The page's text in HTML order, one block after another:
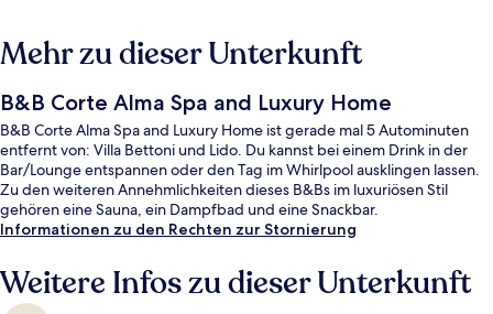
Mehr zu dieser Unterkunft
B&B Corte Alma Spa and Luxury Home
B&B Corte Alma Spa and Luxury Home ist gerade mal 5 Autominuten
entfernt von: Villa Bettoni und Lido. Du kannst bei einem Drink in der
Bar/Lounge entspannen oder den Tag im Whirlpool ausklingen lassen.
Zu den weiteren Annehmlichkeiten dieses B&Bs im luxuriösen Stil
gehören eine Sauna, ein Dampfbad und eine Snackbar.
Informationen zu den Rechten zur Stornierung
Weitere Infos zu dieser Unterkunft